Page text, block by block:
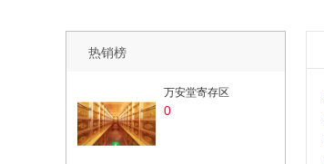
热销榜
万安堂寄存区
0